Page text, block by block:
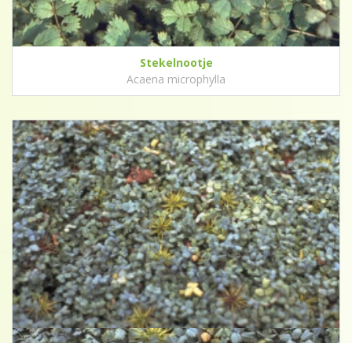
Stekelnootje
Acaena microphylla